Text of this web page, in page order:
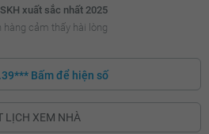
4.9 tỷ
xuất sắc nhất 2025
hàng cảm thấy hài lòng
Bấm để hiện số
LỊCH XEM NHÀ